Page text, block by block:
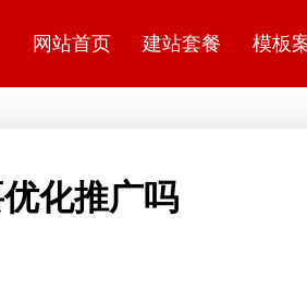
网站首页 建站套餐 模板
化推广吗